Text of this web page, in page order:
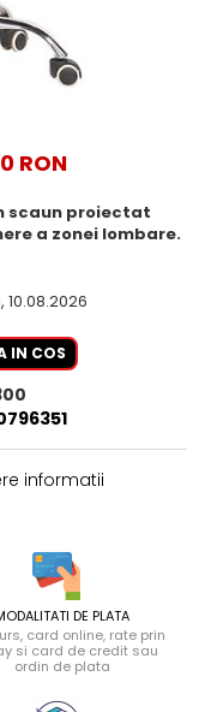
RON
scaun proiectat
a zonei lombare.
IN COS
informatii
DE PLATA
card online, rate prin
si card de credit sau
ordin de plata